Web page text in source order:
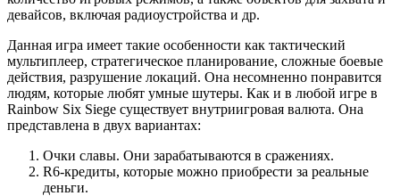
девайсов, включая радиоустройства и др.
Данная игра имеет такие особенности как тактический
мультиплеер, стратегическое планирование, сложные боевые
действия, разрушение локаций. Она несомненно понравится
людям, которые любят умные шутеры. Как и в любой игре в
Rainbow Six Siege существует внутриигровая валюта. Она
представлена в двух вариантах:
Очки славы. Они зарабатываются в сражениях.
R6-кредиты, которые можно приобрести за реальные
деньги.